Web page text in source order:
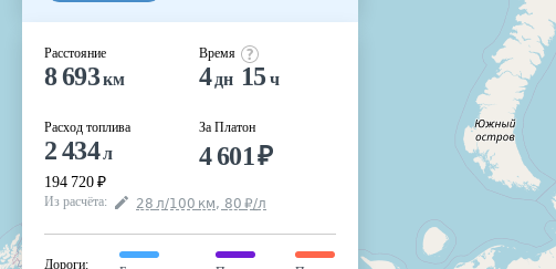
Расстояние
8 693км
Расход топлива
2 434л
194 720 ₽
Время
4 дн 15 ч
За Платон
4 601₽
Из расчёта: 28 л/100 км, 80 ₽/л
Дороги: